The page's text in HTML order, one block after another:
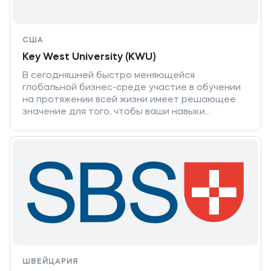
США
Key West University (KWU)
В сегодняшней быстро меняющейся
глобальной бизнес-среде участие в обучении
на протяжении всей жизни имеет решающее
значение для того, чтобы ваши навыки
ШВЕЙЦАРИЯ